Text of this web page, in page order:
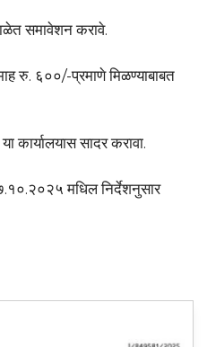
समावेशन करावे.
रु. ६००/-प्रमाणे मिळण्याबाबत
सादर करावा.
मधिल निर्देशनुसार